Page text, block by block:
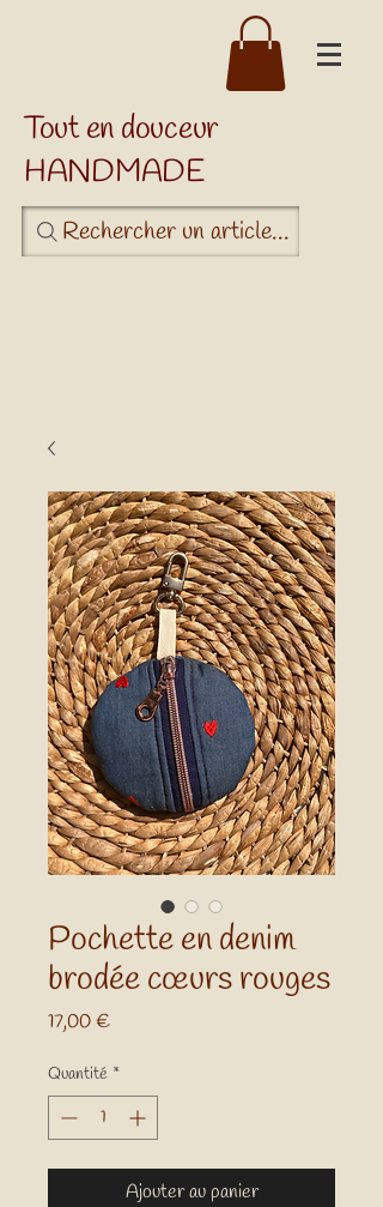
Tout en douceur
HANDMADE
Rechercher un article...
Pochette en denim
brodée cœurs rouges
17,00 €Prix
Quantité *
Ajouter au panier